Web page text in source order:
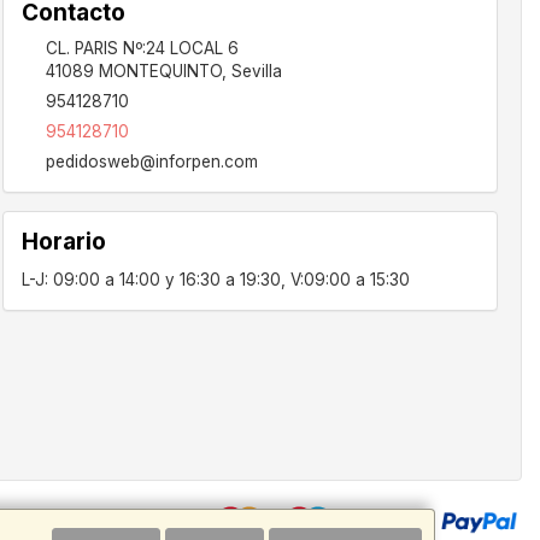
Contacto
CL. PARIS Nº:24 LOCAL 6
41089 MONTEQUINTO, Sevilla
954128710
954128710
pedidosweb@inforpen.com
Horario
L-J: 09:00 a 14:00 y 16:30 a 19:30, V:09:00 a 15:30